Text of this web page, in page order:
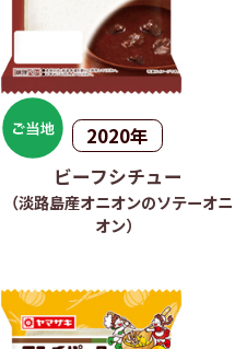
2020年
ビーフシチュー
（淡路島産オニオンのソテーオニ
オン）